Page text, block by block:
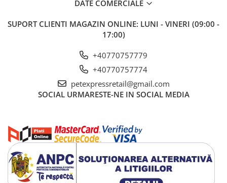
DATE COMERCIALE
SUPORT CLIENTI MAGAZIN ONLINE: LUNI - VINERI (09:00 -
17:00)
+40770757779
+40770757774
petexpressretail@gmail.com
SOCIAL URMARESTE-NE IN SOCIAL MEDIA